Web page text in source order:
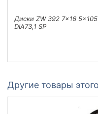
Диски ZW 392 7x16
DIA73,1 SP
Другие товары